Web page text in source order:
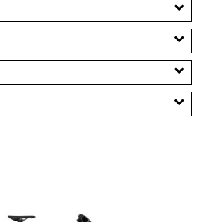
EUR
PREISFILTER ANWENDEN